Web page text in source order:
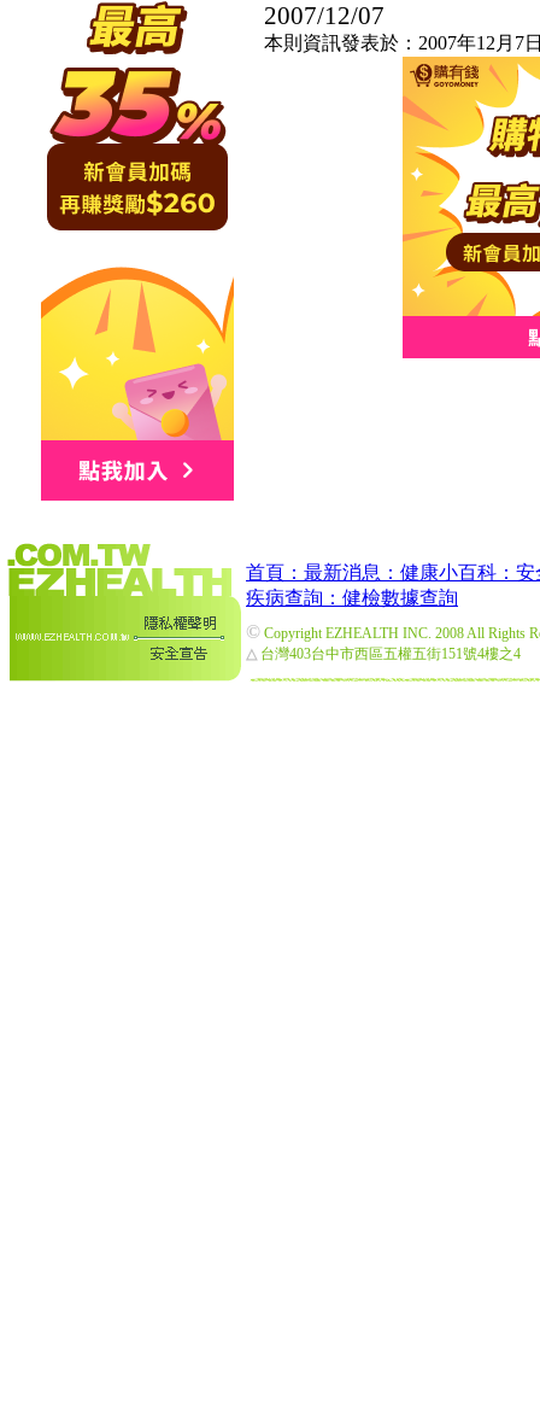
2007/12/07
本則資訊發表於：2007年12月7
首頁： 最新消息： 健康小百科： 安
疾病查詢： 健檢數據查詢
© Copyright EZHEALTH INC. 2008 All Rights
△ 台灣403台中市西區五權五街151號4樓之4